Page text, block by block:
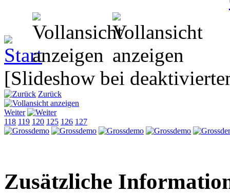
[Slideshow bei
Zurück
Weiter
118 119 120 125 126 127
Zusätzliche